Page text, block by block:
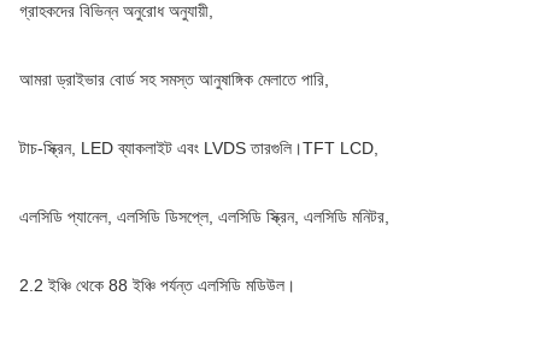
গ্রাহকদের বিভিন্ন অনুরোধ অনুযায়ী,
আমরা ড্রাইভার বোর্ড সহ সমস্ত আনুষাঙ্গিক মেলাতে পারি,
টাচ-স্ক্রিন, LED ব্যাকলাইট এবং LVDS তারগুলি।TFT LCD,
এলসিডি প্যানেল, এলসিডি ডিসপ্লে, এলসিডি স্ক্রিন, এলসিডি মনিটর,
2.2 ইঞ্চি থেকে 88 ইঞ্চি পর্যন্ত এলসিডি মডিউল।